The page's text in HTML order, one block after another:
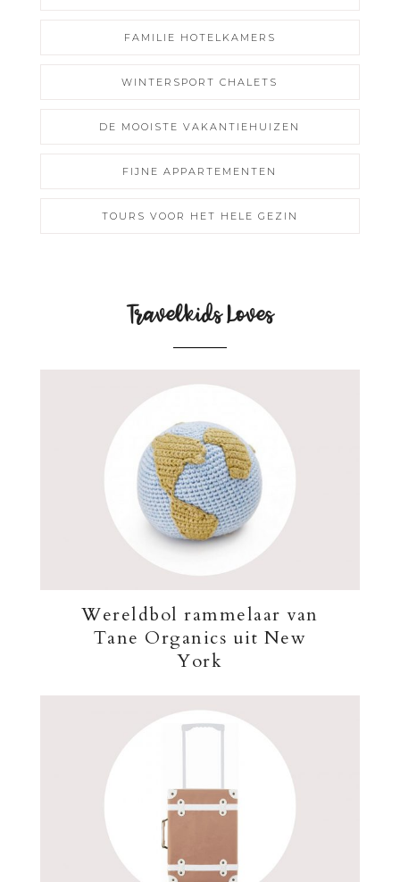
FAMILIE HOTELKAMERS
WINTERSPORT CHALETS
DE MOOISTE VAKANTIEHUIZEN
FIJNE APPARTEMENTEN
TOURS VOOR HET HELE GEZIN
Travelkids Loves
Wereldbol rammelaar van
Tane Organics uit New
York